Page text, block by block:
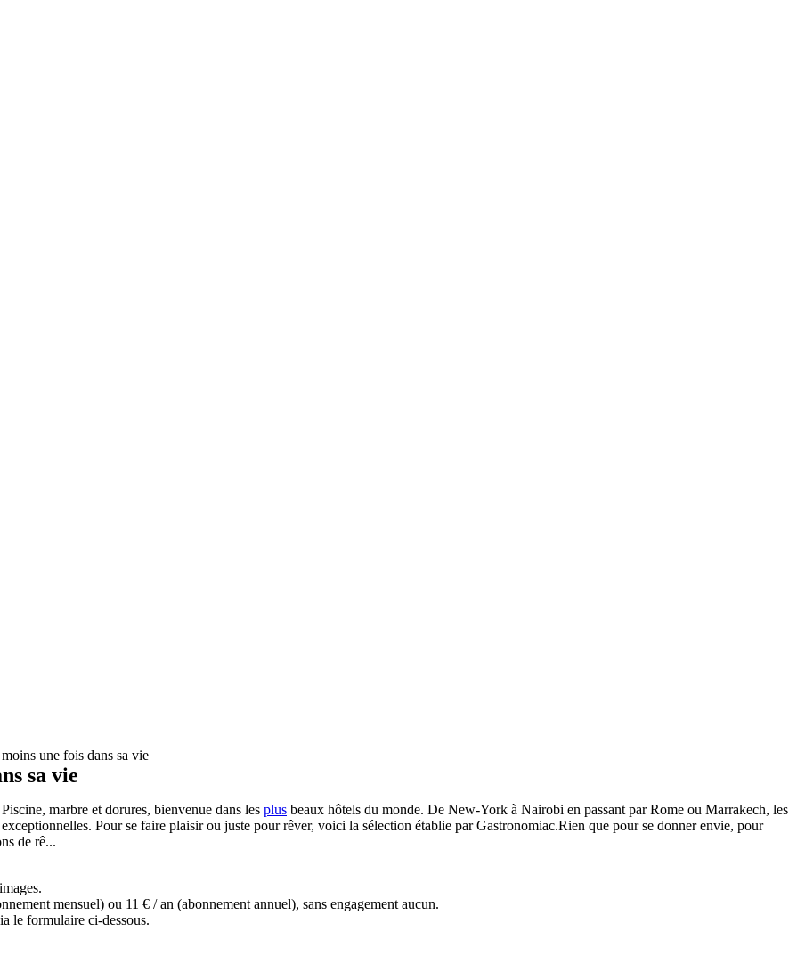
une fois dans sa vie
sa vie
Piscine, marbre et dorures, bienvenue dans les plus beaux hôtels du monde. De New-York à Nairobi en passant par Rome ou Marrakech, les
Pour se faire plaisir ou juste pour rêver, voici la sélection établie par Gastronomiac.Rien que pour se donner envie, pour
de rê...
mensuel) ou 11 € / an (abonnement annuel), sans engagement aucun.
le formulaire ci-dessous.